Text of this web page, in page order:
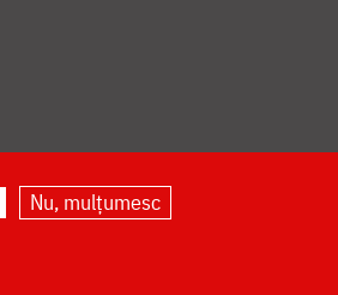
Nu, mulțumesc